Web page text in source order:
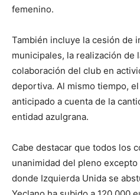
femenino.
También incluye la cesión de
municipales, la realización de
colaboración del club en
deportiva. Al mismo tiempo,
anticipado a cuenta de la
entidad azulgrana.
Cabe destacar que todos los
unanimidad del pleno
donde Izquierda Unida se